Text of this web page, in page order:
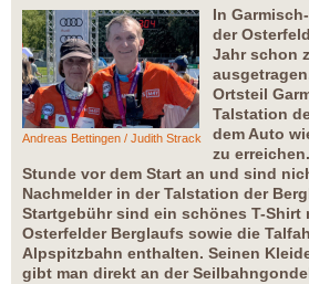
Andreas Bettingen / Judith Strack
In
der
Jahr schon
Ortsteil
Talstation
dem Auto
zu
Stunde vor dem Start an und sind
Nachmelder in der Talstation der
Startgebühr sind ein schönes T-Shirt
Osterfelder Berglaufs sowie die
Alpspitzbahn enthalten. Seinen
gibt man direkt an der